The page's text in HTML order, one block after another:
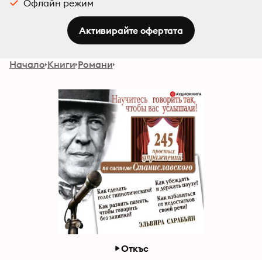
Офлайн режим
Активирайте офертата
Начало Книги Романи
Откъс